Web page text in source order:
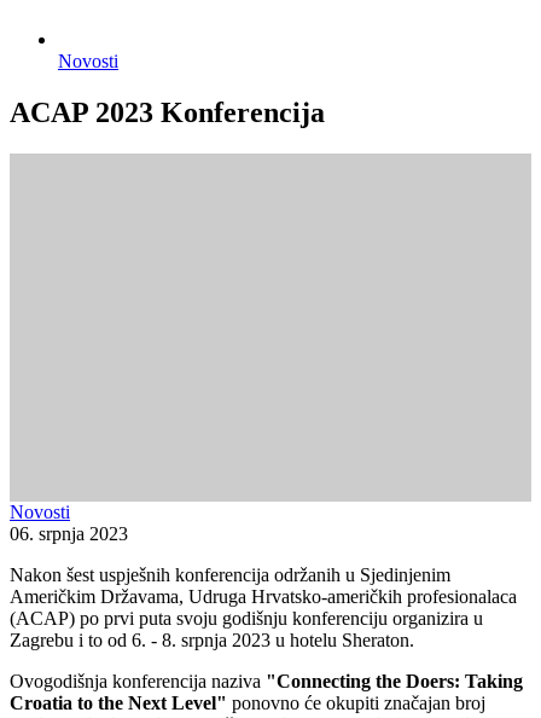
Novosti
ACAP 2023 Konferencija
Novosti
06. srpnja 2023
Nakon šest uspješnih konferencija održanih u Sjedinjenim
Američkim Državama, Udruga Hrvatsko-američkih profesionalaca
(ACAP) po prvi puta svoju godišnju konferenciju organizira u
Zagrebu i to od 6. - 8. srpnja 2023 u hotelu Sheraton.
Ovogodišnja konferencija naziva "Connecting the Doers: Taking
Croatia to the Next Level" ponovno će okupiti značajan broj